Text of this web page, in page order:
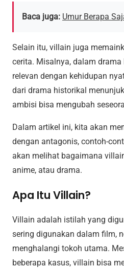
Baca juga: Umur Berapa
Selain itu, villain juga
cerita. Misalnya, dalam
relevan dengan kehidupan
dari drama historikal
ambisi bisa mengubah
Dalam artikel ini, kita akan
dengan antagonis, contoh-
akan melihat bagaimana
anime, atau drama.
Apa Itu Villain?
Villain adalah istilah yang
sering digunakan dalam film,
menghalangi tokoh utama.
beberapa kasus, villain bisa